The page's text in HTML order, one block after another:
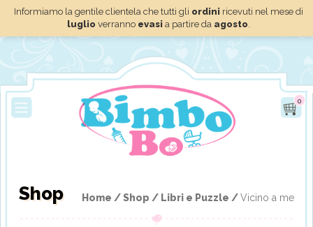
Informiamo la gentile clientela che tutti gli ordini ricevuti nel mese di
luglio verranno evasi a partire da agosto.
0
Home /Shop / Libri e Puzzle /Vicino a me
Shop